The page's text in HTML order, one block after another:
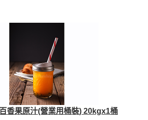
香果原汁(營業用桶裝) 20kgx1桶